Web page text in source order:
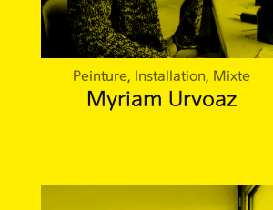
Peinture, Installation, Mixte
Myriam Urvoaz